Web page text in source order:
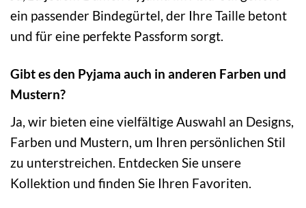
ein passender Bindegürtel, der Ihre Taille betont
und für eine perfekte Passform sorgt.
Gibt es den Pyjama auch in anderen Farben und
Mustern?
Ja, wir bieten eine vielfältige Auswahl an Designs,
Farben und Mustern, um Ihren persönlichen Stil
zu unterstreichen. Entdecken Sie unsere
Kollektion und finden Sie Ihren Favoriten.